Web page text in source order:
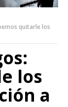
quitarle los
los
a